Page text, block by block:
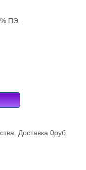
ПЭ.
Доставка 0руб.